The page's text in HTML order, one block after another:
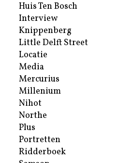
Huis Ten Bosch
Interview
Knippenberg
Little Delft Street
Locatie
Media
Mercurius
Millenium
Nihot
Northe
Plus
Portretten
Ridderboek